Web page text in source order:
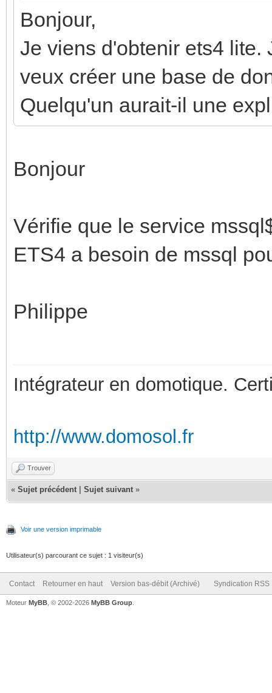
Bonjour,
Je viens d'obtenir ets4
veux créer une base de
Quelqu'un aurait-il une
Bonjour
Vérifie que le service
ETS4 a besoin de mssql
Philippe
Intégrateur en domotique.
http://www.domosol.fr
Trouver
« Sujet précédent Sujet suivant »
Voir une version imprimable
Utilisateur(s) parcourant ce sujet : 1 visiteur(s)
Contact Retourner en haut Version bas-débit (Archivé) Syndication RSS
Moteur MyBB , © 2002-2026 MyBB Group